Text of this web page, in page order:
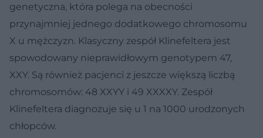
genetyczna, która polega na obecności
przynajmniej jednego dodatkowego chromosomu
X u mężczyzn. Klasyczny zespół Klinefeltera jest
spowodowany nieprawidłowym genotypem 47,
XXY. Są również pacjenci z jeszcze większą liczbą
chromosomów: 48 XXYY i 49 XXXXY. Zespół
Klinefeltera diagnozuje się u 1 na 1000 urodzonych
chłopców.